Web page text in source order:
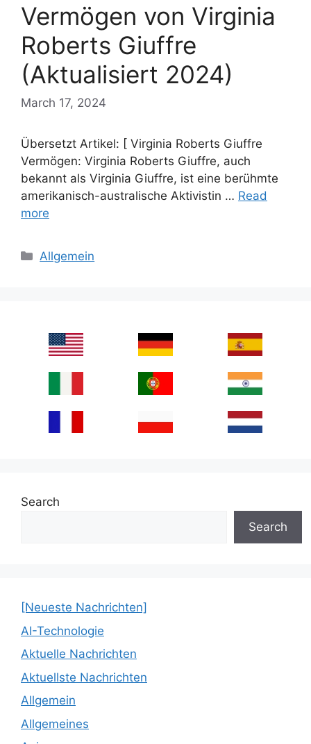
Vermögen von Virginia
Roberts Giuffre
(Aktualisiert 2024)
March 17, 2024
Übersetzt Artikel: [ Virginia Roberts Giuffre
Vermögen: Virginia Roberts Giuffre, auch
bekannt als Virginia Giuffre, ist eine berühmte
amerikanisch-australische Aktivistin … Read
more
Categories
Allgemein
Search
Search
[Neueste Nachrichten]
AI-Technologie
Aktuelle Nachrichten
Aktuellste Nachrichten
Allgemein
Allgemeines